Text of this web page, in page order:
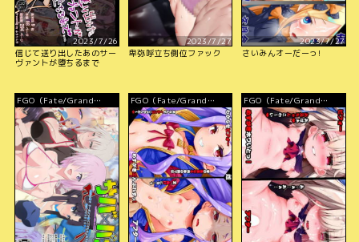
2023/7/26
信じて送り出したあのサー
ヴァントが堕ちるまで
2023/7/27
卑弥呼立ち側位ファック
2023/7/27
さいみんオーだーっ!
FGO（Fate/Grand
Order）
FGO（Fate/Grand
Order）
FGO（Fate/Grand
Order）